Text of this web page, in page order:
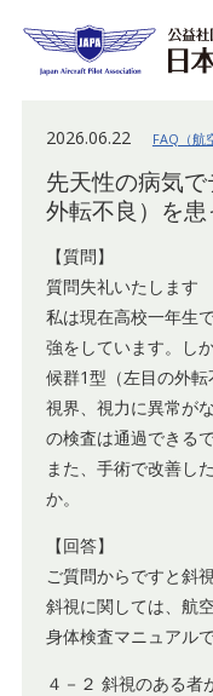
2026.06.22 FAQ（航
先天性の病気
外転不良）を
【質問】
質問失礼いたします
私は現在高校一年生
強をしています。し
候群1型（左目の外
視界、視力に異常が
の検査は通過できる
また、手術で改善し
か。
【回答】
ご質問からですと斜
斜視に関しては、航
身体検査マニュアル
４－２ 斜視のある者